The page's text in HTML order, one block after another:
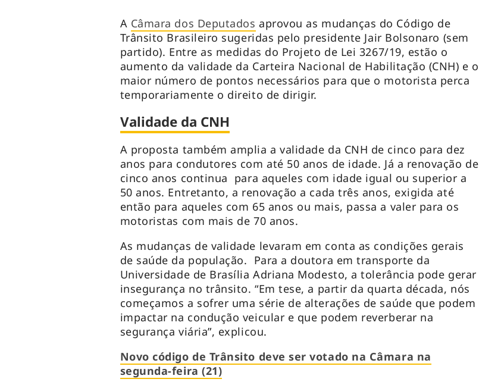
A Câmara dos Deputados aprovou as mudanças do Código de
Trânsito Brasileiro sugeridas pelo presidente Jair Bolsonaro (sem
partido). Entre as medidas do Projeto de Lei 3267/19, estão o
aumento da validade da Carteira Nacional de Habilitação (CNH) e o
maior número de pontos necessários para que o motorista perca
temporariamente o direito de dirigir.
Validade da CNH
A proposta também amplia a validade da CNH de cinco para dez
anos para condutores com até 50 anos de idade. Já a renovação de
cinco anos continua para aqueles com idade igual ou superior a
50 anos. Entretanto, a renovação a cada três anos, exigida até
então para aqueles com 65 anos ou mais, passa a valer para os
motoristas com mais de 70 anos.
As mudanças de validade levaram em conta as condições gerais
de saúde da população. Para a doutora em transporte da
Universidade de Brasília Adriana Modesto, a tolerância pode gerar
insegurança no trânsito. “Em tese, a partir da quarta década, nós
começamos a sofrer uma série de alterações de saúde que podem
impactar na condução veicular e que podem reverberar na
segurança viária”, explicou.
Novo código de Trânsito deve ser votado na Câmara na
segunda-feira (21)